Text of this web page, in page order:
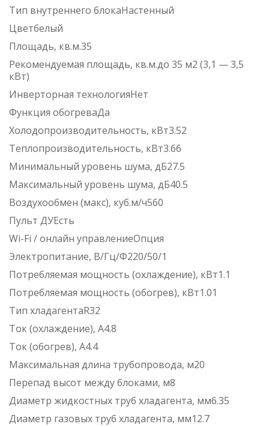
Тип внутреннего блокаНастенный
Цветбелый
Площадь, кв.м.35
Рекомендуемая площадь, кв.м.до 35 м2 (3,1 — 3,5
кВт)
Инверторная технологияНет
Функция обогреваДа
Холодопроизводительность, кВт3.52
Теплопроизводительность, кВт3.66
Минимальный уровень шума, дБ27.5
Максимальный уровень шума, дБ40.5
Воздухообмен (макс), куб.м/ч560
Пульт ДУЕсть
Wi-Fi / онлайн управлениеОпция
Электропитание, В/Гц/Ф220/50/1
Потребляемая мощность (охлаждение), кВт1.1
Потребляемая мощность (обогрев), кВт1.01
Тип хладагентаR32
Ток (охлаждение), А4.8
Ток (обогрев), А4.4
Максимальная длина трубопровода, м20
Перепад высот между блоками, м8
Диаметр жидкостных труб хладагента, мм6.35
Диаметр газовых труб хладагента, мм12.7